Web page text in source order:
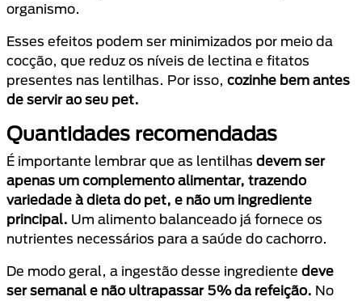
organismo.
Esses efeitos podem ser minimizados por meio da
cocção, que reduz os níveis de lectina e fitatos
presentes nas lentilhas. Por isso, cozinhe bem antes
de servir ao seu pet.
Quantidades recomendadas
É importante lembrar que as lentilhas devem ser
apenas um complemento alimentar, trazendo
variedade à dieta do pet, e não um ingrediente
principal. Um alimento balanceado já fornece os
nutrientes necessários para a saúde do cachorro.
De modo geral, a ingestão desse ingrediente deve
ser semanal e não ultrapassar 5% da refeição. No